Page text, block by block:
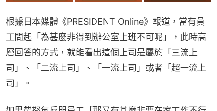
根據日本媒體《PRESIDENT Online》報道，當有員
工問起「為甚麼非得到辦公室上班不可呢」，此時高
層回答的方式，就能看出這個上司是屬於「三流上
司」、「二流上司」、「一流上司」或者「超一流上
司」。